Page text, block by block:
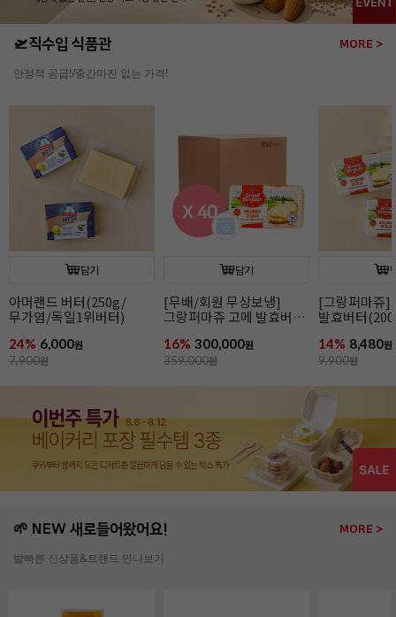
🛫직수입 식품관 MORE >
안정적 공급!/중간마진 없는 가격!
담기
[그랑퍼마쥬] 고메
발효버터(200g/무가염/
14% 8,480원
9,900원
담기
[무배/회원 무상보냉]
그랑퍼마쥬 고메 발효버터
프랑스)
16% 300,000원
359,000원
[그랑퍼마쥬]
발효버터
15% 8,480원
9,990원
🌱 NEW 새로들어왔어요! MORE >
발빠른 신상품&트랜드 만나보기